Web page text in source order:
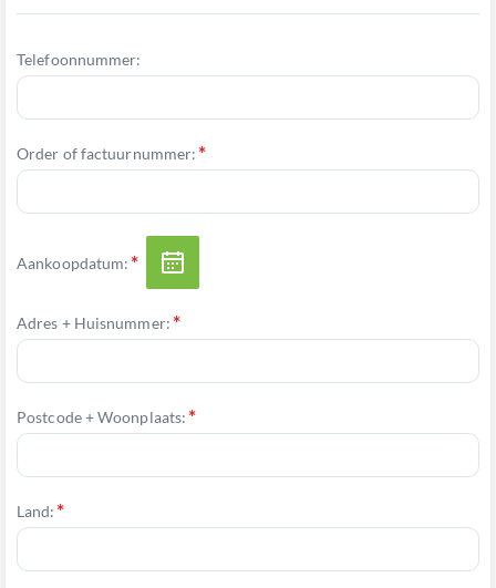
Telefoonnummer:
Order of factuurnummer:
Aankoopdatum:
Adres + Huisnummer:
Postcode + Woonplaats:
Land: